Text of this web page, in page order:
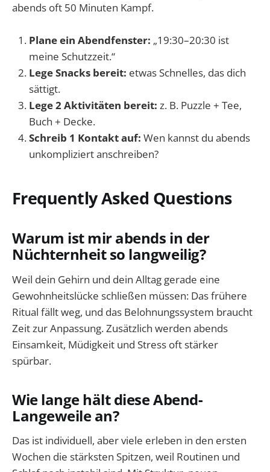
abends oft 50 Minuten Kampf.
Plane ein Abendfenster: „19:30–20:30 ist
meine Schutzzeit.“
Lege Snacks bereit: etwas Schnelles, das dich
sättigt.
Lege 2 Aktivitäten bereit: z. B. Puzzle + Tee,
Buch + Decke.
Schreib 1 Kontakt auf: Wen kannst du abends
unkompliziert anschreiben?
Frequently Asked Questions
Warum ist mir abends in der
Nüchternheit so langweilig?
Weil dein Gehirn und dein Alltag gerade eine
Gewohnheitslücke schließen müssen: Das frühere
Ritual fällt weg, und das Belohnungssystem braucht
Zeit zur Anpassung. Zusätzlich werden abends
Einsamkeit, Müdigkeit und Stress oft stärker
spürbar.
Wie lange hält diese Abend-
Langeweile an?
Das ist individuell, aber viele erleben in den ersten
Wochen die stärksten Spitzen, weil Routinen und